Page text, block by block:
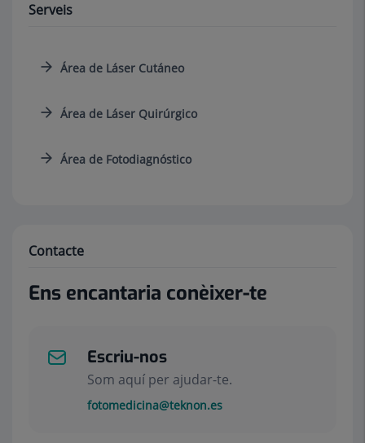
Serveis
Área de Láser Cutáneo
Área de Láser Quirúrgico
Área de Fotodiagnóstico
Contacte
Ens encantaria conèixer-te
Escriu-nos
Som aquí per ajudar-te.
fotomedicina@teknon.es